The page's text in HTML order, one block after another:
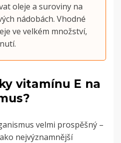
oleje a suroviny na
nádobách. Vhodné
ve velkém množství,
vitamínu E na
velmi prospěšný –
nejvýznamnější